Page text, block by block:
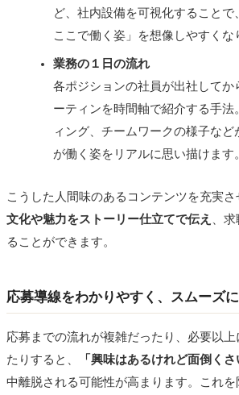
ど、社内設備を可視化すること
ここで働く姿」を想像しやすくな
業務の１日の流れ
各ポジションの社員が出社してか
ーティンを時間軸で紹介する手法
ィング、チームワークの様子な
が働く姿をリアルに思い描けます。
こうした人間味のあるコンテンツを充実さ
文化や魅力をストーリー仕立てで伝え 、
ることができます。
応募導線をわかりやすく、スムーズ
応募までの流れが複雑だったり、必要以
たりすると、
「興味はあるけれど面倒くさ
中離脱される可能性が高まります。これ